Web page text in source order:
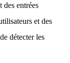
des entrées
et des
détecter les